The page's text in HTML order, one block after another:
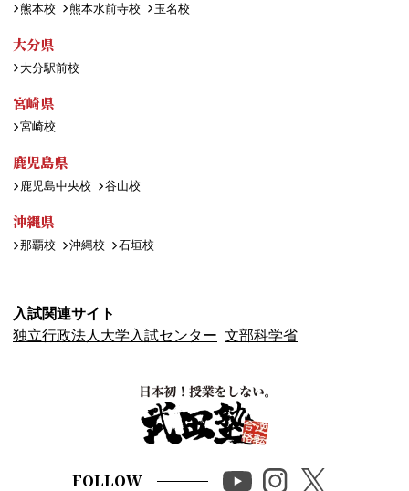
熊本校 熊本水前寺校 玉名校
大分県
大分駅前校
宮崎県
宮崎校
鹿児島県
鹿児島中央校 谷山校
沖縄県
那覇校 沖縄校 石垣校
入試関連サイト
独立行政法人大学入試センター 文部科学省
FOLLOW